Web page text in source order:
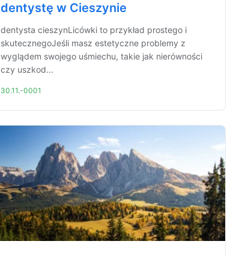
dentystę w Cieszynie
dentysta cieszynLicówki to przykład prostego i
skutecznegoJeśli masz estetyczne problemy z
wyglądem swojego uśmiechu, takie jak nierówności
czy uszkod...
30.11.-0001